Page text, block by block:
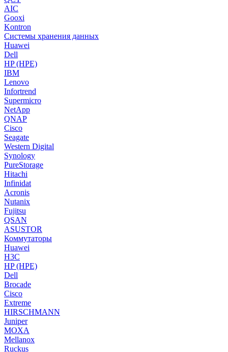
AIC
Gooxi
Kontron
Системы хранения данных
Huawei
Dell
HP (HPE)
IBM
Lenovo
Infortrend
Supermicro
NetApp
QNAP
Cisco
Seagate
Western Digital
Synology
PureStorage
Hitachi
Infinidat
Acronis
Nutanix
Fujitsu
QSAN
ASUSTOR
Коммутаторы
Huawei
H3C
HP (HPE)
Dell
Brocade
Cisco
Extreme
HIRSCHMANN
Juniper
MOXA
Mellanox
Ruckus